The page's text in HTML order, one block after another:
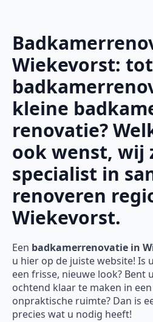
Wiekevorst:
kleine
renovatie?
ook wenst, wij
specialist in
renoveren
Wiekevorst.
Een badkamerrenovatie in
u hier op de juiste website! Is
een frisse, nieuwe look? Bent
ochtend klaar te maken in
onpraktische ruimte? Dan is
precies wat u nodig heeft!